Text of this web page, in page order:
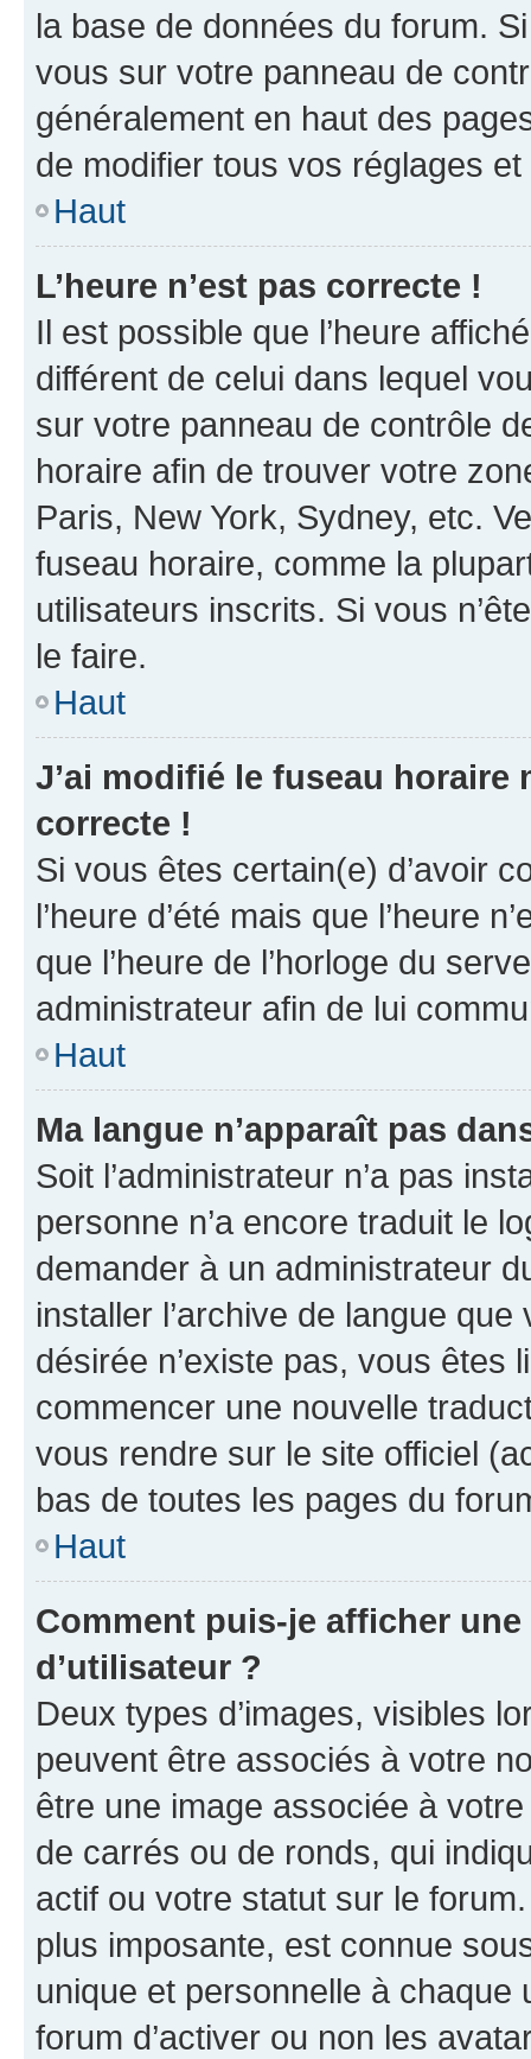
la base de données du forum.
vous sur votre panneau de
généralement en haut des
de modifier tous vos réglages
Haut
L’heure n’est pas correcte !
Il est possible que l’heure
différent de celui dans lequel
sur votre panneau de contrôle
horaire afin de trouver votre
Paris, New York, Sydney, etc.
fuseau horaire, comme la
utilisateurs inscrits. Si vous
le faire.
Haut
J’ai modifié le fuseau horaire
correcte !
Si vous êtes certain(e) d’avoir
l’heure d’été mais que l’heure
que l’heure de l’horloge du
administrateur afin de lui
Haut
Ma langue n’apparaît pas
Soit l’administrateur n’a pas
personne n’a encore traduit le
demander à un administrateur
installer l’archive de langue
désirée n’existe pas, vous êtes
commencer une nouvelle
vous rendre sur le site officiel
bas de toutes les pages du
Haut
Comment puis-je afficher
d’utilisateur ?
Deux types d’images, visibles
peuvent être associés à votre
être une image associée à
de carrés ou de ronds, qui
actif ou votre statut sur le
plus imposante, est connue
unique et personnelle à chaque
forum d’activer ou non les